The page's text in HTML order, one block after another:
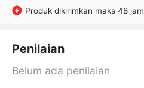
Produk dikirimkan maks 48 jam
Penilaian
Belum ada penilaian